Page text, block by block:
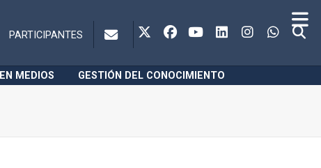
PARTICIPANTES
MEDIOS GESTIÓN DEL CONOCIMIENTO